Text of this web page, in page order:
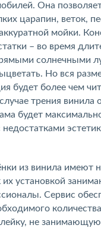
Она
царапин, веток,
мойки.
– во время
солнечными
Но вся
будет более чем
трения винила
будет
из винила имеют
их установкой
Сервис
не